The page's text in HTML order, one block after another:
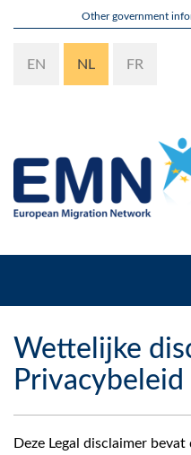
en
Other government
EN NL FR
Wettelijke
Privacybeleid
Deze Legal disclaimer